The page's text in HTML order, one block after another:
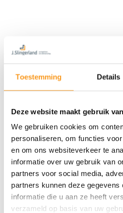
Toestemming Details
Deze website maakt gebruik
We gebruiken cookies om
personaliseren, om functies
en om ons websiteverkeer te
informatie over uw gebruik van
partners voor social media,
partners kunnen deze
informatie die u aan ze heeft
verzameld op basis van uw